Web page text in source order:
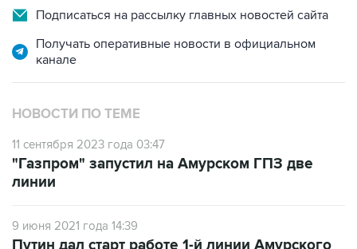
Получать оперативные новости в официальном
НОВОСТИ ПО ТЕМЕ
11 сентября 2023 года 03:47
линии
ГПЗ "Газпрома"